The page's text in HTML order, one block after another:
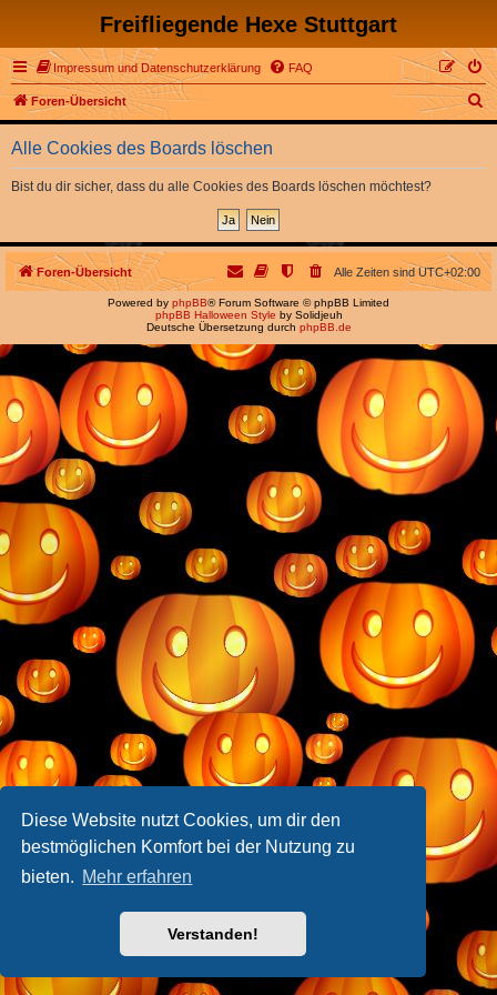
Diese Website nutzt Cookies, um dir den
bestmöglichen Komfort bei der Nutzung zu
bieten. Mehr erfahren
Verstanden!
Freifliegende Hexe Stuttgart
Impressum und Datenschutzerklärung FAQ
Foren-Übersicht
S
u
Alle Cookies des Boards löschen
Bist du dir sicher, dass du alle Cookies des Boards löschen möchtest?
Foren-Übersicht Alle Zeiten sindUTC+02:00
Powered by phpBB® Forum Software © phpBB Limited
phpBB Halloween Style by Solidjeuh
Deutsche Übersetzung durch phpBB.de